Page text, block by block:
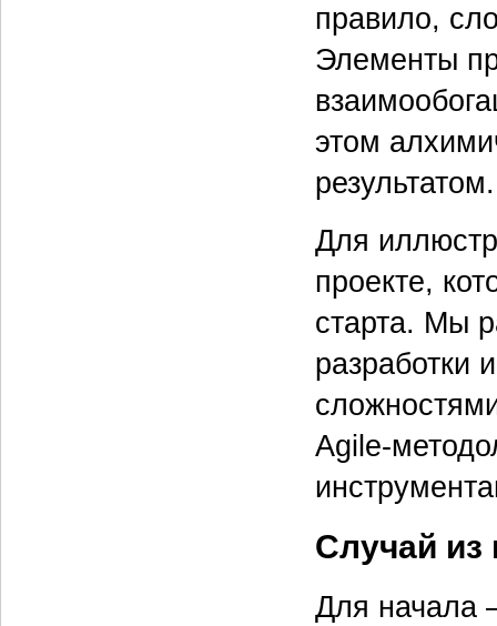
правило,
Элементы
этом
результатом.
Для
проекте,
старта. Мы
разработки
Agile-
Случай из
Для начала